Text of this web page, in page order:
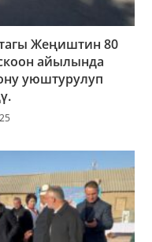
Жеңиштин 80
айылында
уюштурулуп